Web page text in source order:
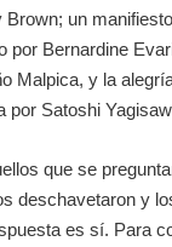
Brown; un
por Bernardine
Malpica, y la
por Satoshi
que se
deschavetaron y
es sí. Para